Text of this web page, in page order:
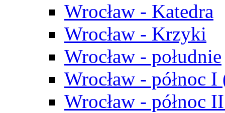
Wrocław - Katedra
Wrocław - Krzyki
Wrocław - południe
Wrocław - północ
Wrocław - północ